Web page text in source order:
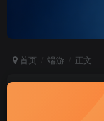
首页 端游 正文
六九网单真
斗三觉100级